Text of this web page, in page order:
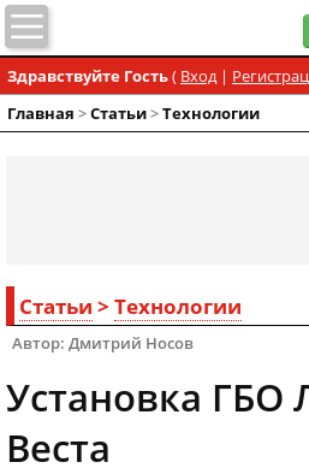
Здравствуйте Гость( Вход|
Главная >Статьи>Технологии
Статьи > Технологии
Автор: Дмитрий Носов
Установка ГБО
Веста